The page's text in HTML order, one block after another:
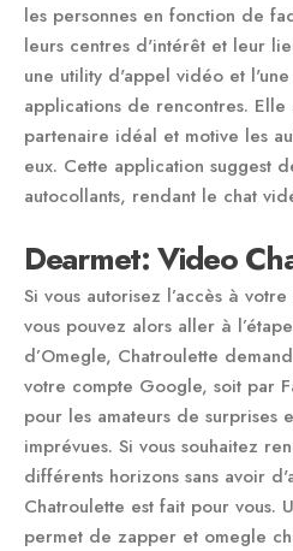
les personnes en fonction de
leurs centres d'intérêt et leur
une utility d'appel vidéo et
applications de rencontres.
partenaire idéal et motive les
eux. Cette application suggest
autocollants, rendant le chat
Dearmet: Video
Si vous autorisez l’accès à
vous pouvez alors aller à
d’Omegle, Chatroulette
votre compte Google, soit par
pour les amateurs de surprises
imprévues. Si vous souhaitez
différents horizons sans avoir
Chatroulette est fait pour vous.
permet de zapper et omegle